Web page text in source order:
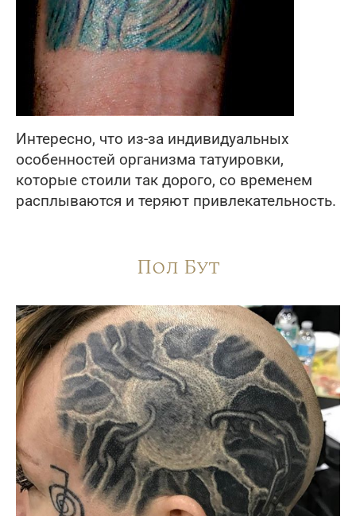
Интересно, что из-за индивидуальных
особенностей организма татуировки,
которые стоили так дорого, со временем
расплываются и теряют привлекательность.
Пол Бут